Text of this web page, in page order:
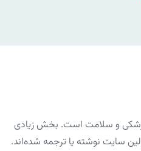
و سلامت است. بخش زیادی
سایت نوشته یا ترجمه شده‌اند.